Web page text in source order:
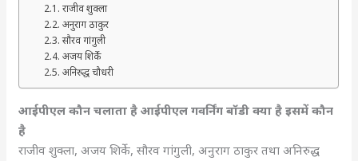
राजीव शुक्ला
अनुराग ठाकुर
सौरव गांगुली
अजय शिर्के
अनिरुद्ध चौधरी
आईपीएल कौन चलाता है आईपीएल गवर्निंग बॉडी क्या है इसमें कौन
है
राजीव शुक्ला, अजय शिर्के, सौरव गांगुली, अनुराग ठाकुर तथा अनिरुद्ध